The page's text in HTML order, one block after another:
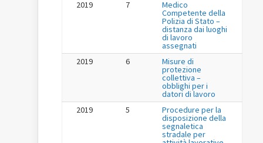
2019
7 Medico
Competente della
Polizia di Stato –
distanza dai luoghi
di lavoro
assegnati
2019
6 Misure di
protezione
collettiva –
obblighi per i
datori di lavoro
2019
5 Procedure per la
disposizione della
segnaletica
stradale per